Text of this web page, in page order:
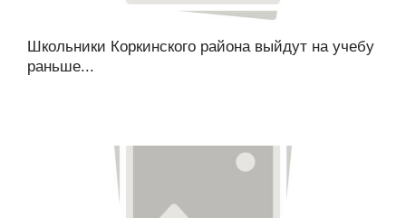
Школьники Коркинского района выйдут на учебу
раньше...